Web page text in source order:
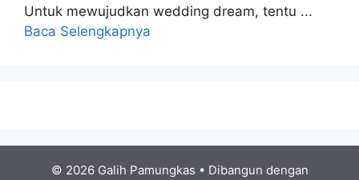
Untuk mewujudkan wedding dream, tentu ...
Baca Selengkapnya
© 2026 Galih Pamungkas • Dibangun dengan